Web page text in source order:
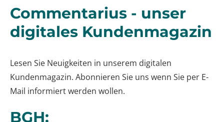
Commentarius - unser
digitales Kundenmagazin
Lesen Sie Neuigkeiten in unserem digitalen
Kundenmagazin. Abonnieren Sie uns wenn Sie per E-
Mail informiert werden wollen.
BGH: